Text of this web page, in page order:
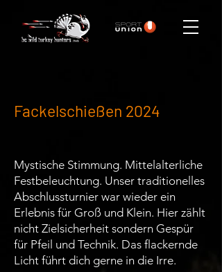
Fackelschießen 2024
Mystische Stimmung. Mittelalterliche
Festbeleuchtung. Unser traditionelles
Abschlussturnier war wieder ein
Erlebnis für Groß und Klein. Hier zählt
nicht Zielsicherheit sondern Gespür
für Pfeil und Technik. Das flackernde
Licht führt dich gerne in die Irre.